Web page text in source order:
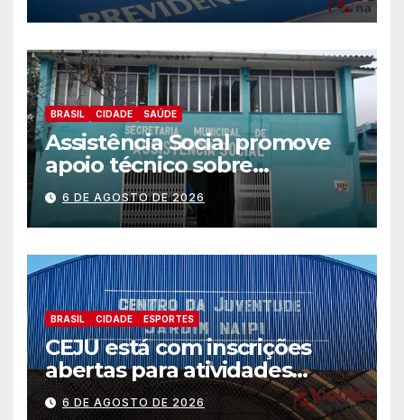
BRASIL CIDADE SAÚDE
Assistência Social promove
apoio técnico sobre
preparação e resposta a
situações de emergência e
calamidade pública
6 DE AGOSTO DE 2026
BRASIL CIDADE ESPORTES
CEJU está com inscrições
abertas para atividades
gratuitas
6 DE AGOSTO DE 2026